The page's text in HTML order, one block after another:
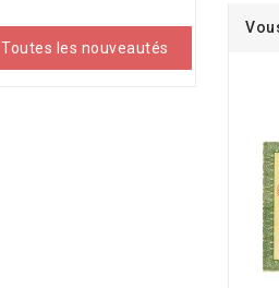
Toutes les nouveautés